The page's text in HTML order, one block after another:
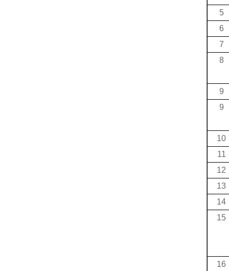
5
6
7
8
9
9
10
11
12
13
14
15
16